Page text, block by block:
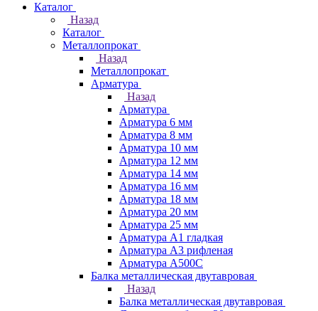
Каталог
Назад
Каталог
Металлопрокат
Назад
Металлопрокат
Арматура
Назад
Арматура
Арматура 6 мм
Арматура 8 мм
Арматура 10 мм
Арматура 12 мм
Арматура 14 мм
Арматура 16 мм
Арматура 18 мм
Арматура 20 мм
Арматура 25 мм
Арматура А1 гладкая
Арматура А3 рифленая
Арматура А500С
Балка металлическая двутавровая
Назад
Балка металлическая двутавровая